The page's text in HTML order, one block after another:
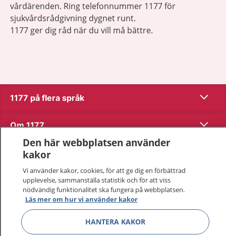
vårdärenden. Ring telefonnummer 1177 för
sjukvårdsrådgivning dygnet runt.
1177 ger dig råd när du vill må bättre.
1177 på flera språk Visa
Om 1177 Visa
Kontakt
Behandling av personuppgifter
Hantering av kakor
Den här webbplatsen använder
kakor
Vi använder kakor, cookies, för att ge dig en förbättrad
upplevelse, sammanställa statistik och för att viss
nödvändig funktionalitet ska fungera på webbplatsen.
Läs mer om hur vi använder kakor
HANTERA KAKOR